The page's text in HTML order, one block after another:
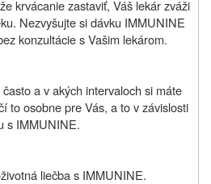
krvácanie zastaviť, Váš lekár zváži
Nezvyšujte si dávku IMMUNINE
konzultácie s Vašim lekárom.
a v akých intervaloch si máte
to osobne pre Vás, a to v závislosti
s IMMUNINE.
liečba s IMMUNINE.